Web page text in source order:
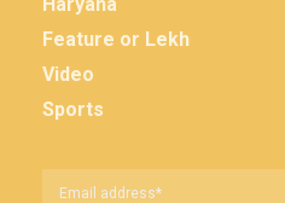
Feature or Lekh
Video
Sports